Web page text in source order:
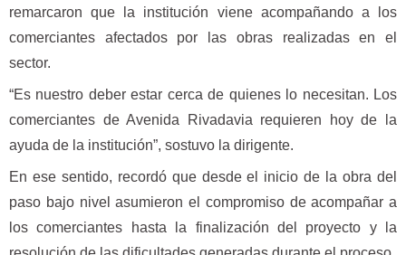
remarcaron que la institución viene acompañando a los
comerciantes afectados por las obras realizadas en el
sector.
“Es nuestro deber estar cerca de quienes lo necesitan. Los
comerciantes de Avenida Rivadavia requieren hoy de la
ayuda de la institución”, sostuvo la dirigente.
En ese sentido, recordó que desde el inicio de la obra del
paso bajo nivel asumieron el compromiso de acompañar a
los comerciantes hasta la finalización del proyecto y la